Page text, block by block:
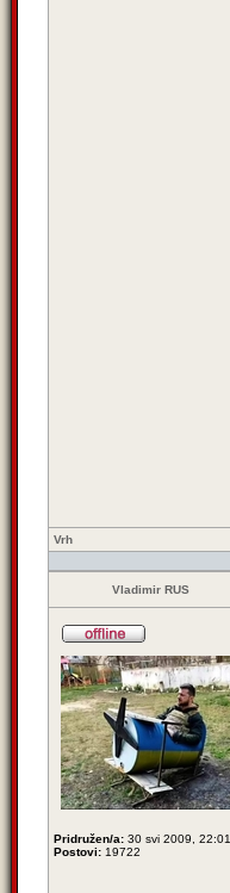
Vrh
Vladimir RUS
Pridružen/a: 30 svi 2009, 22:01
Postovi: 19722